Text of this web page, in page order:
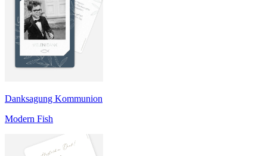
Danksagung Kommunion
Modern Fish